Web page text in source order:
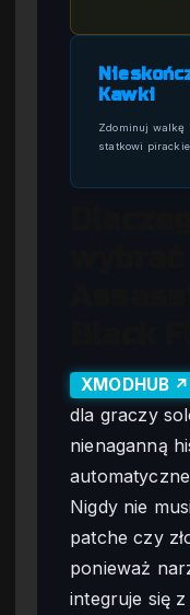
Kawki
Zdominuj walkę
statkowi
XMODHUB ↗
dla graczy
nienaganną
Nigdy nie
patche czy
ponieważ
integruje się